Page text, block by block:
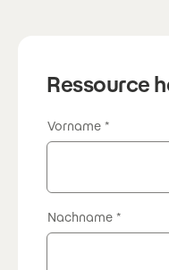
Ressource
Vorname
Nachname